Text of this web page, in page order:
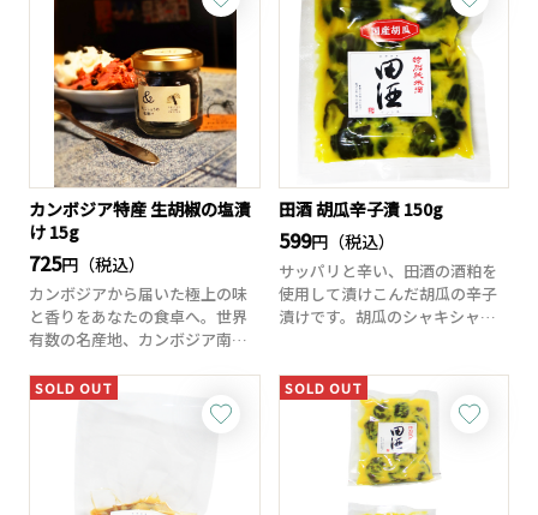
カンボジア特産 生胡椒の塩漬
け 15g
725円（税込）
カンボジアから届いた極上の味
と香りをあなたの食卓へ。世界
有数の名産地、カンボジア南西
田酒 胡瓜辛子漬 150g
599円（税込）
サッパリと辛い、田酒の酒粕を
使用して漬けこんだ胡瓜の辛子
漬けです。胡瓜のシャキシャキ
SOLD OUT SOLD OUT